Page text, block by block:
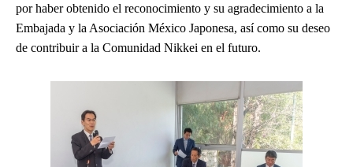
por haber obtenido el reconocimiento y su agradecimiento a la
Embajada y la Asociación México Japonesa, así como su deseo
de contribuir a la Comunidad Nikkei en el futuro.